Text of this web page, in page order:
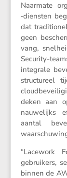
Naarmate
‑diensten
dat
geen
vang,
Security-
integrale
struc­tu­reel
deken aan
nauwe­lijks
aantal
“Lacework
gebrui­kers,
binnen de